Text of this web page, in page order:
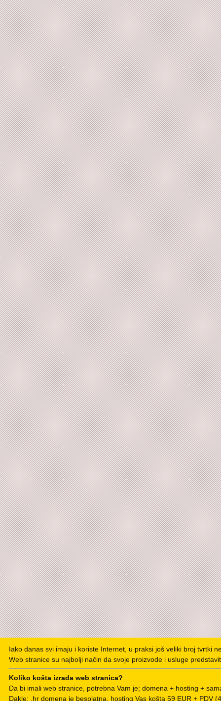
Iako danas svi imaju i koriste Internet, u praksi još veliki broj tvrtki
Web stranice su najbolji način da svoje proizvode i usluge
Koliko košta izrada web stranica?
Da bi imali web stranice, potrebna Vam je; domena + hosting +
Dakle: .hr domena je besplatna, hosting Vas košta 59 EUR + PDV